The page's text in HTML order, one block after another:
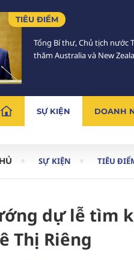
TIÊU ĐIỂM
Tổng Bí thư, Chủ tịch nước
thăm Australia và New
SỰ KIỆN DOANH
SỰ KIỆN TIÊU
dự lễ tìm
Thị Riêng